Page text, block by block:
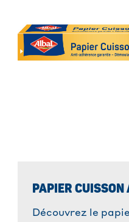
PAPIER CUISSON
Découvrez le